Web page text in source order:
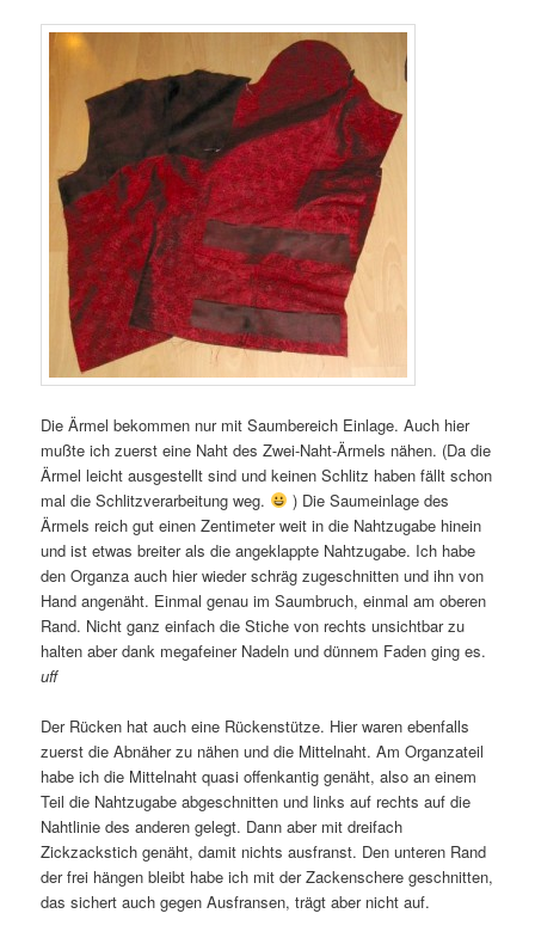
Die Ärmel bekommen nur mit Saumbereich Einlage. Auch hier
mußte ich zuerst eine Naht des Zwei-Naht-Ärmels nähen. (Da die
Ärmel leicht ausgestellt sind und keinen Schlitz haben fällt schon
mal die Schlitzverarbeitung weg.
) Die Saumeinlage des
Ärmels reich gut einen Zentimeter weit in die Nahtzugabe hinein
und ist etwas breiter als die angeklappte Nahtzugabe. Ich habe
den Organza auch hier wieder schräg zugeschnitten und ihn von
Hand angenäht. Einmal genau im Saumbruch, einmal am oberen
Rand. Nicht ganz einfach die Stiche von rechts unsichtbar zu
halten aber dank megafeiner Nadeln und dünnem Faden ging es.
uff
Der Rücken hat auch eine Rückenstütze. Hier waren ebenfalls
zuerst die Abnäher zu nähen und die Mittelnaht. Am Organzateil
habe ich die Mittelnaht quasi offenkantig genäht, also an einem
Teil die Nahtzugabe abgeschnitten und links auf rechts auf die
Nahtlinie des anderen gelegt. Dann aber mit dreifach
Zickzackstich genäht, damit nichts ausfranst. Den unteren Rand
der frei hängen bleibt habe ich mit der Zackenschere geschnitten,
das sichert auch gegen Ausfransen, trägt aber nicht auf.